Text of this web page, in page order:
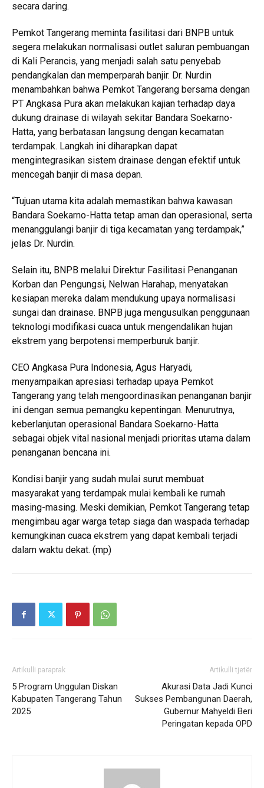
secara daring.
Pemkot Tangerang meminta fasilitasi dari BNPB untuk
segera melakukan normalisasi outlet saluran pembuangan
di Kali Perancis, yang menjadi salah satu penyebab
pendangkalan dan memperparah banjir. Dr. Nurdin
menambahkan bahwa Pemkot Tangerang bersama dengan
PT Angkasa Pura akan melakukan kajian terhadap daya
dukung drainase di wilayah sekitar Bandara Soekarno-
Hatta, yang berbatasan langsung dengan kecamatan
terdampak. Langkah ini diharapkan dapat
mengintegrasikan sistem drainase dengan efektif untuk
mencegah banjir di masa depan.
“Tujuan utama kita adalah memastikan bahwa kawasan
Bandara Soekarno-Hatta tetap aman dan operasional, serta
menanggulangi banjir di tiga kecamatan yang terdampak,”
jelas Dr. Nurdin.
Selain itu, BNPB melalui Direktur Fasilitasi Penanganan
Korban dan Pengungsi, Nelwan Harahap, menyatakan
kesiapan mereka dalam mendukung upaya normalisasi
sungai dan drainase. BNPB juga mengusulkan penggunaan
teknologi modifikasi cuaca untuk mengendalikan hujan
ekstrem yang berpotensi memperburuk banjir.
CEO Angkasa Pura Indonesia, Agus Haryadi,
menyampaikan apresiasi terhadap upaya Pemkot
Tangerang yang telah mengoordinasikan penanganan banjir
ini dengan semua pemangku kepentingan. Menurutnya,
keberlanjutan operasional Bandara Soekarno-Hatta
sebagai objek vital nasional menjadi prioritas utama dalam
penanganan bencana ini.
Kondisi banjir yang sudah mulai surut membuat
masyarakat yang terdampak mulai kembali ke rumah
masing-masing. Meski demikian, Pemkot Tangerang tetap
mengimbau agar warga tetap siaga dan waspada terhadap
kemungkinan cuaca ekstrem yang dapat kembali terjadi
dalam waktu dekat. (mp)
Artikulli paraprak
5 Program Unggulan Diskan
Kabupaten Tangerang Tahun
2025
Artikulli tjetër
Akurasi Data Jadi Kunci
Sukses Pembangunan Daerah,
Gubernur Mahyeldi Beri
Peringatan kepada OPD